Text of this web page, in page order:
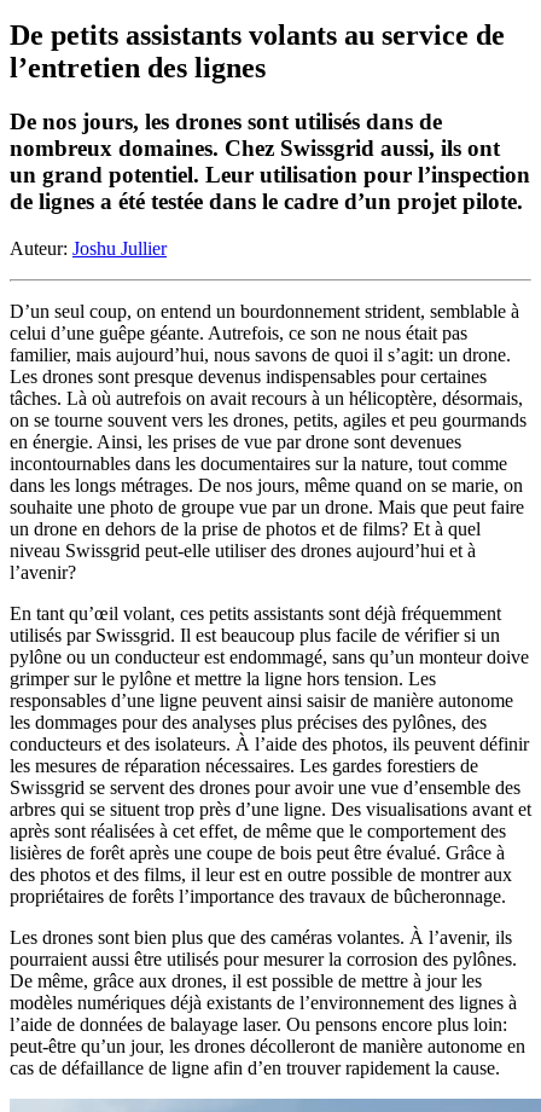
De petits assistants volants au service de
l’entretien des lignes
De nos jours, les drones sont utilisés dans de
nombreux domaines. Chez Swissgrid aussi, ils ont
un grand potentiel. Leur utilisation pour l’inspection
de lignes a été testée dans le cadre d’un projet pilote.
Auteur: Joshu Jullier
D’un seul coup, on entend un bourdonnement strident, semblable à
celui d’une guêpe géante. Autrefois, ce son ne nous était pas
familier, mais aujourd’hui, nous savons de quoi il s’agit: un drone.
Les drones sont presque devenus indispensables pour certaines
tâches. Là où autrefois on avait recours à un hélicoptère, désormais,
on se tourne souvent vers les drones, petits, agiles et peu gourmands
en énergie. Ainsi, les prises de vue par drone sont devenues
incontournables dans les documentaires sur la nature, tout comme
dans les longs métrages. De nos jours, même quand on se marie, on
souhaite une photo de groupe vue par un drone. Mais que peut faire
un drone en dehors de la prise de photos et de films? Et à quel
niveau Swissgrid peut-elle utiliser des drones aujourd’hui et à
l’avenir?
En tant qu’œil volant, ces petits assistants sont déjà fréquemment
utilisés par Swissgrid. Il est beaucoup plus facile de vérifier si un
pylône ou un conducteur est endommagé, sans qu’un monteur doive
grimper sur le pylône et mettre la ligne hors tension. Les
responsables d’une ligne peuvent ainsi saisir de manière autonome
les dommages pour des analyses plus précises des pylônes, des
conducteurs et des isolateurs. À l’aide des photos, ils peuvent définir
les mesures de réparation nécessaires. Les gardes forestiers de
Swissgrid se servent des drones pour avoir une vue d’ensemble des
arbres qui se situent trop près d’une ligne. Des visualisations avant et
après sont réalisées à cet effet, de même que le comportement des
lisières de forêt après une coupe de bois peut être évalué. Grâce à
des photos et des films, il leur est en outre possible de montrer aux
propriétaires de forêts l’importance des travaux de bûcheronnage.
Les drones sont bien plus que des caméras volantes. À l’avenir, ils
pourraient aussi être utilisés pour mesurer la corrosion des pylônes.
De même, grâce aux drones, il est possible de mettre à jour les
modèles numériques déjà existants de l’environnement des lignes à
l’aide de données de balayage laser. Ou pensons encore plus loin:
peut-être qu’un jour, les drones décolleront de manière autonome en
cas de défaillance de ligne afin d’en trouver rapidement la cause.